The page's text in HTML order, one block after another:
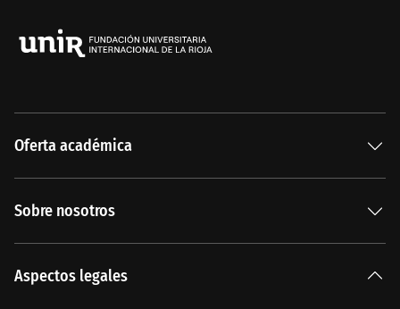
Oferta académica
Sobre nosotros
Aspectos legales